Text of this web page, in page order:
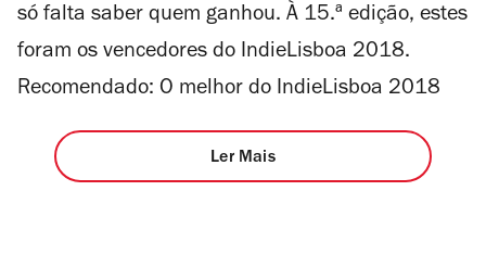
só falta saber quem ganhou. À 15.ª edição, estes
foram os vencedores do IndieLisboa 2018.
Recomendado: O melhor do IndieLisboa 2018
Ler Mais